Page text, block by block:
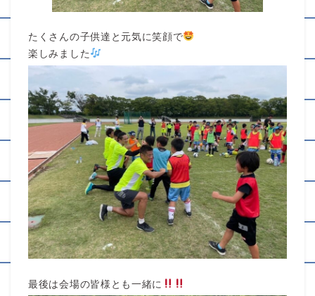
たくさんの子供達と元気に笑顔で
楽しみました
最後は会場の皆様とも一緒に